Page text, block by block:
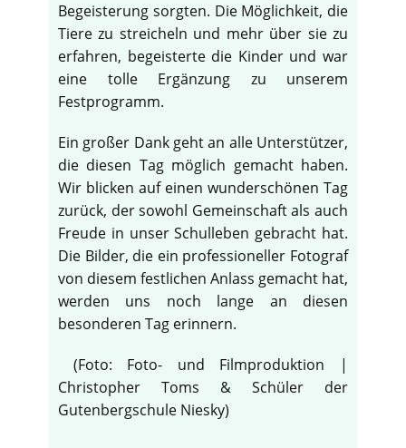
Begeisterung sorgten. Die Möglichkeit, die
Tiere zu streicheln und mehr über sie zu
erfahren, begeisterte die Kinder und war
eine tolle Ergänzung zu unserem
Festprogramm.
Ein großer Dank geht an alle Unterstützer,
die diesen Tag möglich gemacht haben.
Wir blicken auf einen wunderschönen Tag
zurück, der sowohl Gemeinschaft als auch
Freude in unser Schulleben gebracht hat.
Die Bilder, die ein professioneller Fotograf
von diesem festlichen Anlass gemacht hat,
werden uns noch lange an diesen
besonderen Tag erinnern.
(Foto: Foto- und Filmproduktion |
Christopher Toms & Schüler der
Gutenbergschule Niesky)